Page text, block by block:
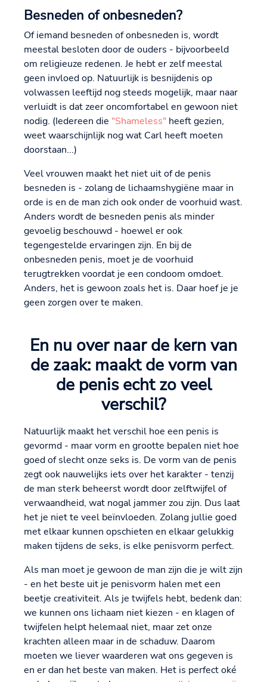
Besneden of onbesneden?
Of iemand besneden of onbesneden is, wordt
meestal besloten door de ouders - bijvoorbeeld
om religieuze redenen. Je hebt er zelf meestal
geen invloed op. Natuurlijk is besnijdenis op
volwassen leeftijd nog steeds mogelijk, maar naar
verluidt is dat zeer oncomfortabel en gewoon niet
nodig. (Iedereen die "Shameless" heeft gezien,
weet waarschijnlijk nog wat Carl heeft moeten
doorstaan...)
Veel vrouwen maakt het niet uit of de penis
besneden is - zolang de lichaamshygiëne maar in
orde is en de man zich ook onder de voorhuid wast.
Anders wordt de besneden penis als minder
gevoelig beschouwd - hoewel er ook
tegengestelde ervaringen zijn. En bij de
onbesneden penis, moet je de voorhuid
terugtrekken voordat je een condoom omdoet.
Anders, het is gewoon zoals het is. Daar hoef je je
geen zorgen over te maken.
En nu over naar de kern van
de zaak: maakt de vorm van
de penis echt zo veel
verschil?
Natuurlijk maakt het verschil hoe een penis is
gevormd - maar vorm en grootte bepalen niet hoe
goed of slecht onze seks is. De vorm van de penis
zegt ook nauwelijks iets over het karakter - tenzij
de man sterk beheerst wordt door zelftwijfel of
verwaandheid, wat nogal jammer zou zijn. Dus laat
het je niet te veel beïnvloeden. Zolang jullie goed
met elkaar kunnen opschieten en elkaar gelukkig
maken tijdens de seks, is elke penisvorm perfect.
Als man moet je gewoon de man zijn die je wilt zijn
- en het beste uit je penisvorm halen met een
beetje creativiteit. Als je twijfels hebt, bedenk dan:
we kunnen ons lichaam niet kiezen - en klagen of
twijfelen helpt helemaal niet, maar zet onze
krachten alleen maar in de schaduw. Daarom
moeten we liever waarderen wat ons gegeven is
en er dan het beste van maken. Het is perfect oké